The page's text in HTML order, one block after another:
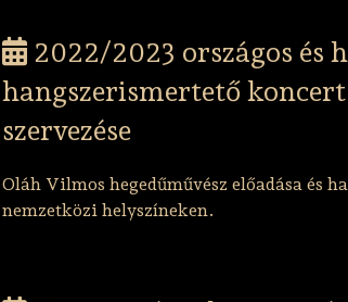
2022/2023 országos és
hangszerismertető
szervezése
Oláh Vilmos hegedűművész előadása és
nemzetközi helyszíneken.